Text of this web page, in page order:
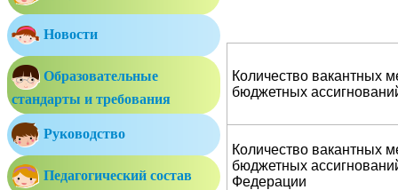
Новости
Образовательные
стандарты и требования
Руководство
Педагогический состав
Количество вакантных
бюджетных
Количество вакантных
бюджетных
Федерации